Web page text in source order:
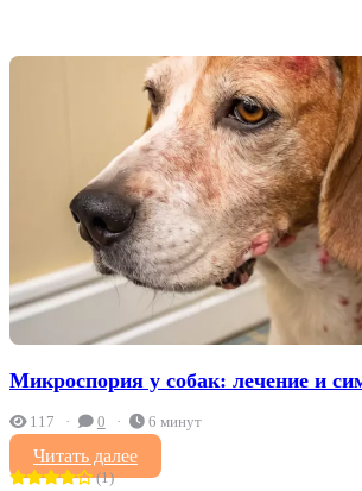
Микроспория у собак: лечение и
117 0 6 минут
Читать далее
(1)